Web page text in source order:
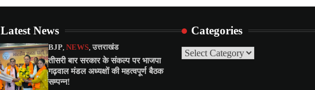
Latest News
BJP, NEWS, उत्तराखंड
तीसरी बार सरकार के संकल्प पर भाजपा
गढ़वाल मंडल अध्यक्षों की महत्वपूर्ण बैठक
सम्पन्न!
Categories
Categories